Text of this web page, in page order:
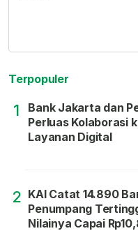
Terpopuler
1
Bank Jakarta dan
Perluas Kolaborasi
Layanan Digital
2 KAI Catat 14.890
Penumpang
Nilainya Capai